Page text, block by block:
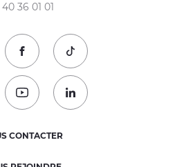
40 36 01 01
nous sur Twitter !
Suivez-nous sur Facebook !
Suivez-nous sur
nous sur Instagram !
Suivez-nous sur Youtube !
Suivez-nous sur
CONTACTER